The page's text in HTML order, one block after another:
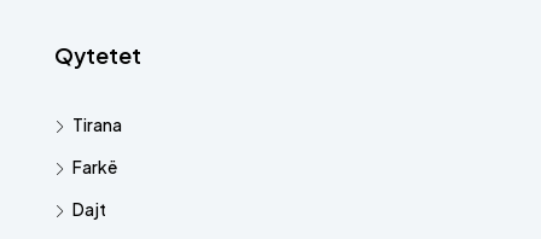
Qytetet
Tirana
Farkë
Dajt